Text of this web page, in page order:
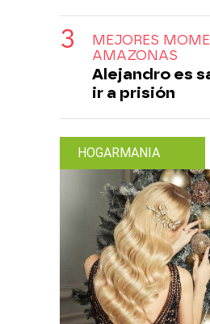
MEJORES
AMAZONAS
Alejandro es
ir a prisión
HOGARMANIA